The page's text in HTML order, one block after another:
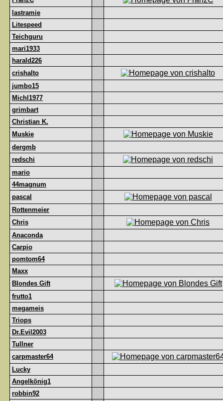
lastramie
Litespeed
Teichguru
mari1933
harald226
crishalto
jumbo15
Michl1977
grimbart
Christian K.
Muskie
dergmb
redschi
mario
44magnum
pascal
Rottenmeier
Chris
Anaconda
Carpio
pomtom64
Maxx
Blondes Gift
frutto1
megameis
Triops
Dr.Evil2003
Tullner
carpmaster64
Lucky
Angelkönig1
robbin92